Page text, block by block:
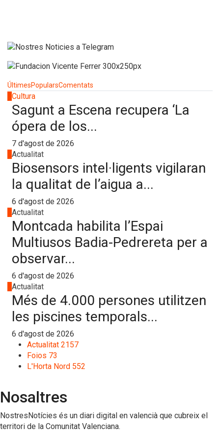
ÚltimesPopularsComentats
Cultura
Sagunt a Escena recupera ‘La
ópera de los...
7 d'agost de 2026
Actualitat
Biosensors intel·ligents vigilaran
la qualitat de l’aigua a...
6 d'agost de 2026
Actualitat
Montcada habilita l’Espai
Multiusos Badia-Pedrereta per a
observar...
6 d'agost de 2026
Actualitat
Més de 4.000 persones utilitzen
les piscines temporals...
6 d'agost de 2026
Actualitat 2157
Foios 73
L'Horta Nord 552
Nosaltres
NostresNotícies és un diari digital en valencià que cubreix el
territori de la Comunitat Valenciana.